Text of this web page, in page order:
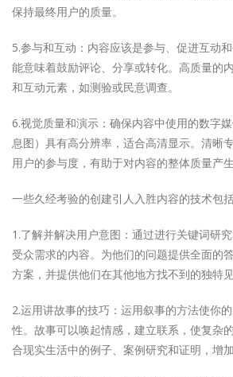
保持最终用户的质量。
5.参与和互动：内容应该是参与、促进互动
能意味着鼓励评论、分享或转化。高质量的
和互动元素，如测验或民意调查。
6.视觉质量和演示：确保内容中使用的数字
息图）具有高分辨率，适合高清显示。清晰
用户的参与度，有助于对内容的整体质量产
一些久经考验的创建引人入胜内容的技术包括
1.了解并解决用户意图：通过进行关键词研
受众需求的内容。为他们的问题提供全面的
方案，并提供他们在其他地方找不到的独特见
2.运用讲故事的技巧：运用叙事的方法使你
性。故事可以唤起情感，建立联系，使复杂
合现实生活中的例子、案例研究和证明，增